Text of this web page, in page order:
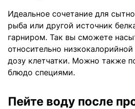
Идеальное сочетание для
рыба или другой источник
гарниром. Так вы сможете
относительно
дозу клетчатки. Можно также
блюдо специями.
Пейте воду после